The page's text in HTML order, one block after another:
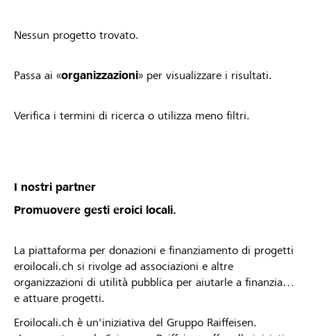
Nessun progetto trovato.
Passa ai «organizzazioni» per visualizzare i risultati.
Verifica i termini di ricerca o utilizza meno filtri.
I nostri partner
Promuovere gesti eroici locali.
La piattaforma per donazioni e finanziamento di progetti
eroilocali.ch si rivolge ad associazioni e altre
organizzazioni di utilità pubblica per aiutarle a finanziare
e attuare progetti.
Eroilocali.ch è un'iniziativa del Gruppo Raiffeisen.